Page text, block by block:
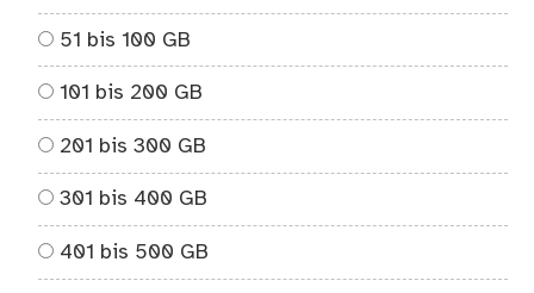
51 bis 100 GB
101 bis 200 GB
201 bis 300 GB
301 bis 400 GB
401 bis 500 GB